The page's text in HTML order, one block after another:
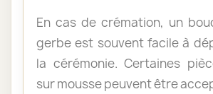
En cas de crémation, un
gerbe est souvent facile à
la cérémonie. Certaines
sur mousse peuvent être